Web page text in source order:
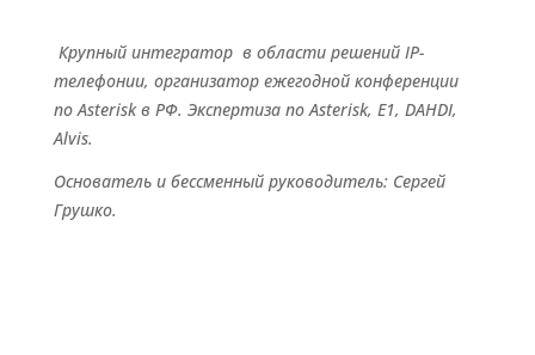
Крупный интегратор в области решений IP-
телефонии, организатор ежегодной конференции
по Asterisk в РФ. Экспертиза по Asterisk, E1, DAHDI,
Alvis.
Основатель и бессменный руководитель: Сергей
Грушко.